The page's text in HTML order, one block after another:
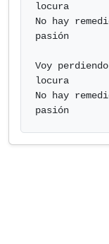
locura
No hay
pasión
Voy
locura
No hay